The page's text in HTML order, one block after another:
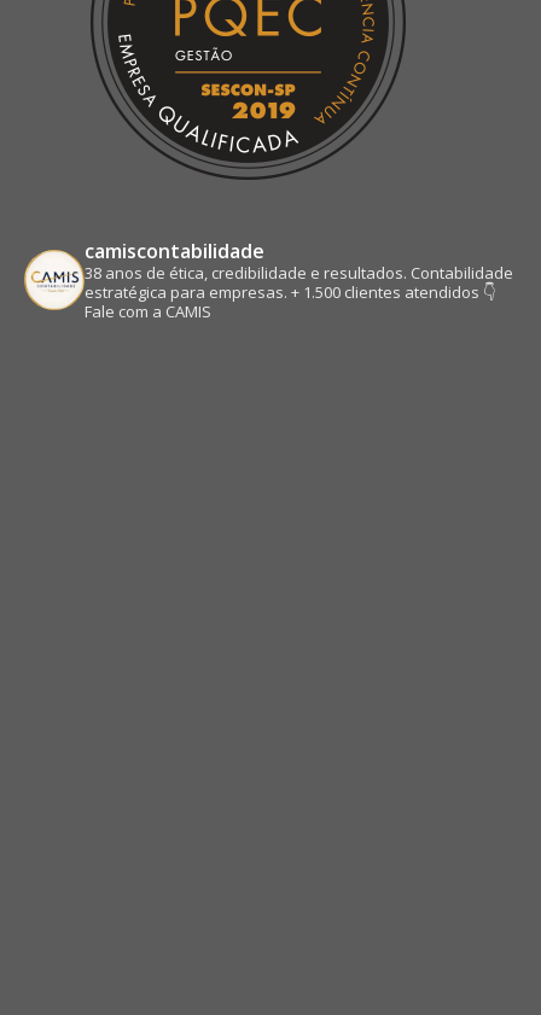
camiscontabilidade
38 anos de ética, credibilidade e resultados. Contabilidade
estratégica para empresas. + 1.500 clientes atendidos 👇
Fale com a CAMIS